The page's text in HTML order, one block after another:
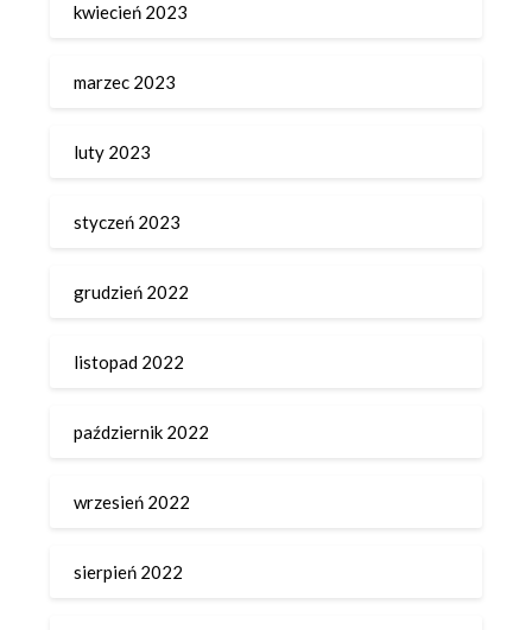
kwiecień 2023
marzec 2023
luty 2023
styczeń 2023
grudzień 2022
listopad 2022
październik 2022
wrzesień 2022
sierpień 2022